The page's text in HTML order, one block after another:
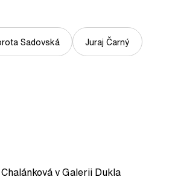
Sadovská Juraj Čarný